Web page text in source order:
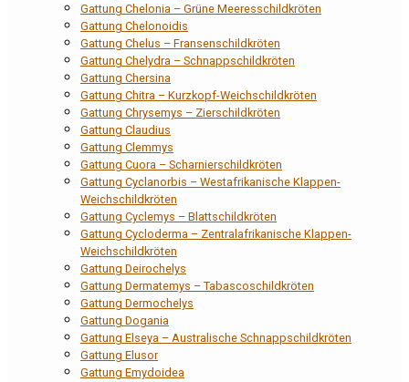
Gattung Chelonia – Grüne Meeresschildkröten
Gattung Chelonoidis
Gattung Chelus – Fransenschildkröten
Gattung Chelydra – Schnappschildkröten
Gattung Chersina
Gattung Chitra – Kurzkopf-Weichschildkröten
Gattung Chrysemys – Zierschildkröten
Gattung Claudius
Gattung Clemmys
Gattung Cuora – Scharnierschildkröten
Gattung Cyclanorbis – Westafrikanische Klappen-
Weichschildkröten
Gattung Cyclemys – Blattschildkröten
Gattung Cycloderma – Zentralafrikanische Klappen-
Weichschildkröten
Gattung Deirochelys
Gattung Dermatemys – Tabascoschildkröten
Gattung Dermochelys
Gattung Dogania
Gattung Elseya – Australische Schnappschildkröten
Gattung Elusor
Gattung Emydoidea